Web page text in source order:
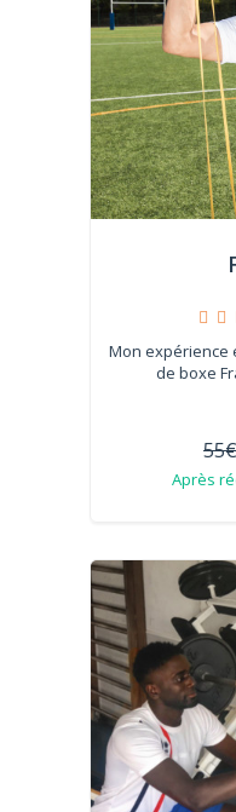
Mon expérience
de boxe
55€
Après